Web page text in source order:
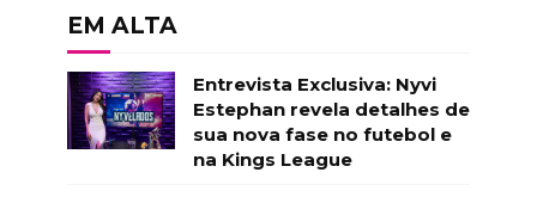
EM ALTA
Entrevista Exclusiva: Nyvi
Estephan revela detalhes de
sua nova fase no futebol e
na Kings League